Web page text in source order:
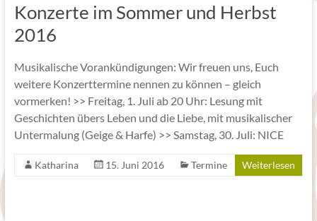
Konzerte im Sommer und Herbst
2016
Musikalische Vorankündigungen: Wir freuen uns, Euch
weitere Konzerttermine nennen zu können – gleich
vormerken! >> Freitag, 1. Juli ab 20 Uhr: Lesung mit
Geschichten übers Leben und die Liebe, mit musikalischer
Untermalung (Geige & Harfe) >> Samstag, 30. Juli: NICE
Katharina 15. Juni 2016 Termine Weiterlesen